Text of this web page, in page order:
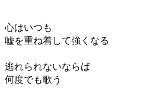
心はいつも
嘘を重ね着して強くなる
逃れられないならば
何度でも歌う